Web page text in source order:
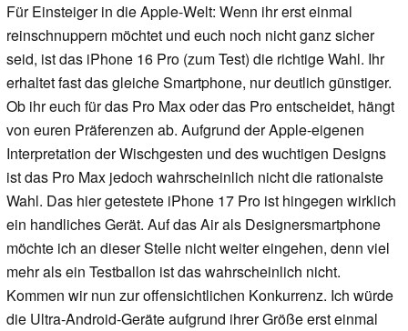
Für Einsteiger in die Apple-Welt: Wenn ihr erst einmal
reinschnuppern möchtet und euch noch nicht ganz sicher
seid, ist das iPhone 16 Pro (zum Test) die richtige Wahl. Ihr
erhaltet fast das gleiche Smartphone, nur deutlich günstiger.
Ob ihr euch für das Pro Max oder das Pro entscheidet, hängt
von euren Präferenzen ab. Aufgrund der Apple-eigenen
Interpretation der Wischgesten und des wuchtigen Designs
ist das Pro Max jedoch wahrscheinlich nicht die rationalste
Wahl. Das hier getestete iPhone 17 Pro ist hingegen wirklich
ein handliches Gerät. Auf das Air als Designersmartphone
möchte ich an dieser Stelle nicht weiter eingehen, denn viel
mehr als ein Testballon ist das wahrscheinlich nicht.
Kommen wir nun zur offensichtlichen Konkurrenz. Ich würde
die Ultra-Android-Geräte aufgrund ihrer Größe erst einmal